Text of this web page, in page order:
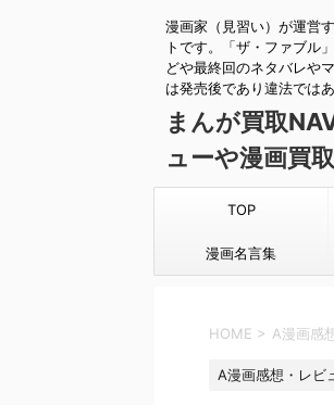
漫画家（見習い）が運営
トです。「ザ・ファブル
どや最終回のネタバレや
は発売後であり違法では
まんが買取
ューや漫画買
TOP
漫画名言集
HOME > A漫画感
A漫画感想・レビ